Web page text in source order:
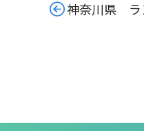
神奈川県 ラ